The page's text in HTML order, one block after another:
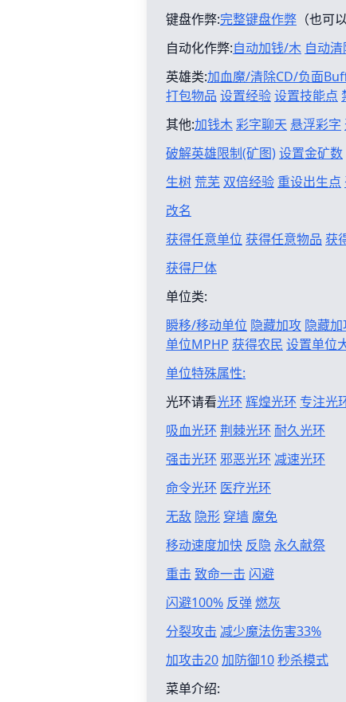
键盘作弊:完整键盘作弊 （也可
自动化作弊:自动加钱/木 自动
英雄类:加血魔/清除CD/负面
打包物品 设置经验设置技能点
其他:加钱木彩字聊天 悬浮彩字
破解英雄限制(矿图)设置金矿数
生树 荒芜 双倍经验 重设出生点
改名
获得任意单位 获得任意物品 获
获得尸体
单位类:
瞬移/移动单位 隐藏加攻 隐藏
单位MPHP 获得农民 设置单位
单位特殊属性:
光环请看光环 辉煌光环 专注光
吸血光环 荆棘光环 耐久光环
强击光环 邪恶光环 减速光环
命令光环 医疗光环
无敌 隐形 穿墙 魔免
移动速度加快 反隐 永久献祭
重击 致命一击 闪避
闪避100% 反弹燃灰
分裂攻击 减少魔法伤害33%
加攻击20加防御10秒杀模式
菜单介绍: